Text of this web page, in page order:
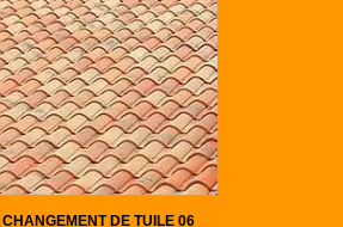
CHANGEMENT DE TUILE 06